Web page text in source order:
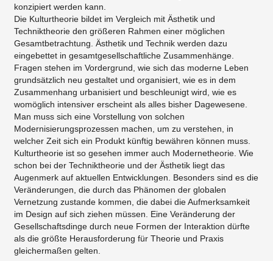
konzipiert werden kann.
Die Kulturtheorie bildet im Vergleich mit Ästhetik und
Techniktheorie den größeren Rahmen einer möglichen
Gesamtbetrachtung. Ästhetik und Technik werden dazu
eingebettet in gesamtgesellschaftliche Zusammenhänge.
Fragen stehen im Vordergrund, wie sich das moderne Leben
grundsätzlich neu gestaltet und organisiert, wie es in dem
Zusammenhang urbanisiert und beschleunigt wird, wie es
womöglich intensiver erscheint als alles bisher Dagewesene.
Man muss sich eine Vorstellung von solchen
Modernisierungsprozessen machen, um zu verstehen, in
welcher Zeit sich ein Produkt künftig bewähren können muss.
Kulturtheorie ist so gesehen immer auch Modernetheorie. Wie
schon bei der Techniktheorie und der Ästhetik liegt das
Augenmerk auf aktuellen Entwicklungen. Besonders sind es die
Veränderungen, die durch das Phänomen der globalen
Vernetzung zustande kommen, die dabei die Aufmerksamkeit
im Design auf sich ziehen müssen. Eine Veränderung der
Gesellschaftsdinge durch neue Formen der Interaktion dürfte
als die größte Herausforderung für Theorie und Praxis
gleichermaßen gelten.